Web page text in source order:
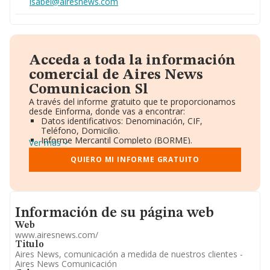
Acceda a toda la información
comercial de Aires News
Comunicacion Sl
A través del informe gratuito que te proporcionamos
desde Einforma, donde vas a encontrar:
Datos identificativos: Denominación, CIF,
Teléfono, Domicilio.
Informe Mercantil Completo (BORME).
Gráficos de Evolución Ventas y Empleados.
Consejo de Administración y Administradores.
Directivos y Ejecutivos.
Información oficial y registral complementaria.
Ver más
QUIERO MI INFORME GRATUITO
Informacion de su página web
Información de su página web
Web
www.airesnews.com/
Titulo
Aires News, comunicación a medida de nuestros clientes -
Aires News Comunicación